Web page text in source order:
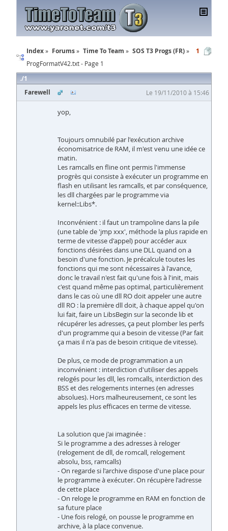
Index Forums Time To Team SOS T3 Progs (FR)
ProgFormatV42.txt - Page 1
1
1
Farewell
Le 19/11/2010 à 15:46
yop,
Toujours omnubilé par l'exécution archive
économisatrice de RAM, il m'est venu une idée ce
matin.
Les ramcalls en fline ont permis l'immense
progrès qui consiste à exécuter un programme en
flash en utilisant les ramcalls, et par conséquence,
les dll chargées par le programme via
kernel::Libs*.
Inconvénient : il faut un trampoline dans la pile
(une table de 'jmp xxx', méthode la plus rapide en
terme de vitesse d'appel) pour accéder aux
fonctions désirées dans une DLL quand on a
besoin d'une fonction. Je précalcule toutes les
fonctions qui me sont nécessaires à l'avance,
donc le travail n'est fait qu'une fois à l'init, mais
c'est quand même pas optimal, particulièrement
dans le cas où une dll RO doit appeler une autre
dll RO : la première dll doit, à chaque appel qu'on
lui fait, faire un LibsBegin sur la seconde lib et
récupérer les adresses, ça peut plomber les perfs
d'un programme qui a besoin de vitesse (Par fait
ça mais il n'a pas de besoin critique de vitesse).
De plus, ce mode de programmation a un
inconvénient : interdiction d'utiliser des appels
relogés pour les dll, les romcalls, interdiction des
BSS et des relogements internes (en adresses
absolues). Hors malheureusement, ce sont les
appels les plus efficaces en terme de vitesse.
La solution que j'ai imaginée :
Si le programme a des adresses à reloger
(relogement de dll, de romcall, relogement
absolu, bss, ramcalls)
- On regarde si l'archive dispose d'une place pour
le programme à exécuter. On récupère l'adresse
de cette place
- On reloge le programme en RAM en fonction de
sa future place
- Une fois relogé, on pousse le programme en
archive, à la place convenue.